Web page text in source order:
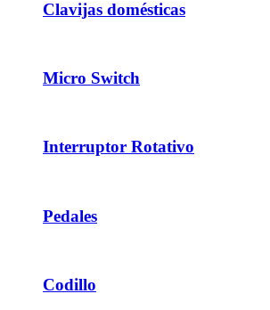
Clavijas domésticas
Micro Switch
Interruptor Rotativo
Pedales
Codillo